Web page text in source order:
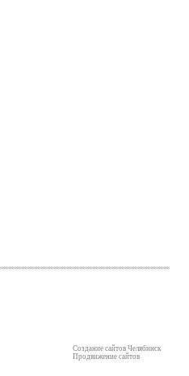
Создание сайтов Челябинск
Продвижение сайтов